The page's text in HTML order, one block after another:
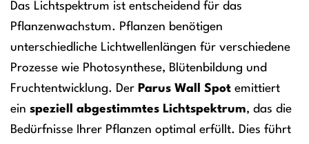
Das Lichtspektrum ist entscheidend für das
Pflanzenwachstum. Pflanzen benötigen
unterschiedliche Lichtwellenlängen für verschiedene
Prozesse wie Photosynthese, Blütenbildung und
Fruchtentwicklung. Der Parus Wall Spot emittiert
ein speziell abgestimmtes Lichtspektrum, das die
Bedürfnisse Ihrer Pflanzen optimal erfüllt. Dies führt